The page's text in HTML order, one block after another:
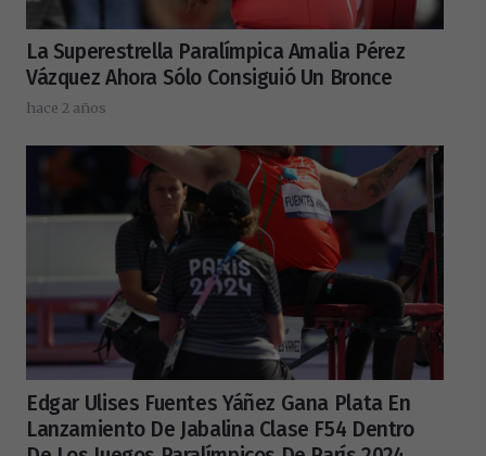
La Superestrella Paralímpica Amalia Pérez
Vázquez Ahora Sólo Consiguió Un Bronce
hace 2 años
Edgar Ulises Fuentes Yáñez Gana Plata En
Lanzamiento De Jabalina Clase F54 Dentro